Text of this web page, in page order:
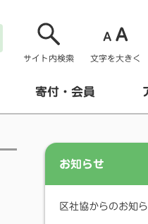
サイト内検索 文字を大きく
寄付・会員
お知らせ
区社協からのお知